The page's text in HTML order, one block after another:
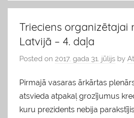
l
g
s
Trieciens organizētajai
Latvijā – 4. daļa
Posted on 2017. gada 31. jūlijs by
Pirmajā vasaras ārkārtas
atsvieda atpakaļ grozījumus
kuru prezidents nebija